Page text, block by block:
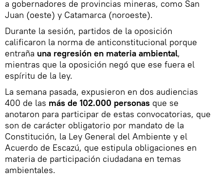
a gobernadores de provincias mineras, como San
Juan (oeste) y Catamarca (noroeste).
Durante la sesión, partidos de la oposición
calificaron la norma de anticonstitucional porque
entraña una regresión en materia ambiental,
mientras que la oposición negó que ese fuera el
espíritu de la ley.
La semana pasada, expusieron en dos audiencias
400 de las más de 102.000 personas que se
anotaron para participar de estas convocatorias, que
son de carácter obligatorio por mandato de la
Constitución, la Ley General del Ambiente y el
Acuerdo de Escazú, que estipula obligaciones en
materia de participación ciudadana en temas
ambientales.